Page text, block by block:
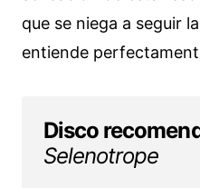
que se niega a seguir
entiende
Disco
Selenotrope